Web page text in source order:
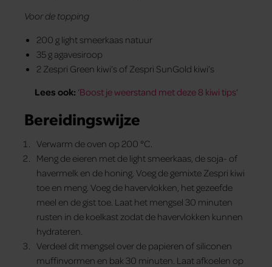
Voor de topping
200 g light smeerkaas natuur
35 g agavesiroop
2 Zespri Green kiwi’s of Zespri SunGold kiwi’s
Lees ook: ‘Boost je weerstand met deze 8 kiwi tips‘
Bereidingswijze
Verwarm de oven op 200 °C.
Meng de eieren met de light smeerkaas, de soja- of
havermelk en de honing. Voeg de gemixte Zespri kiwi
toe en meng. Voeg de havervlokken, het gezeefde
meel en de gist toe. Laat het mengsel 30 minuten
rusten in de koelkast zodat de havervlokken kunnen
hydrateren.
Verdeel dit mengsel over de papieren of siliconen
muffinvormen en bak 30 minuten. Laat afkoelen op